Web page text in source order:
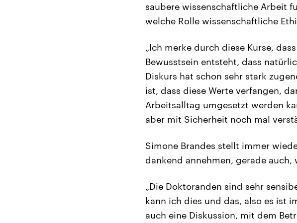
saubere wissenschaftliche Arbeit
welche Rolle wissenschaftliche
„Ich merke durch diese Kurse,
Bewusstsein entsteht, dass
Diskurs hat schon sehr stark
ist, dass diese Werte verfangen,
Arbeitsalltag umgesetzt werden
aber mit Sicherheit noch mal
Simone Brandes stellt immer
dankend annehmen, gerade auch,
„Die Doktoranden sind sehr
kann ich dies und das, also es ist
auch eine Diskussion, mit dem